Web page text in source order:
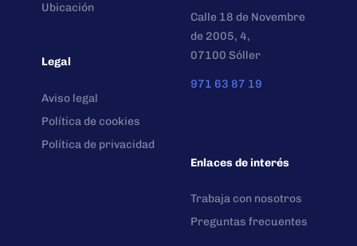
Ubicación
Legal
Aviso legal
Política de cookies
Política de privacidad
Calle 18 de Novembre
de 2005, 4,
07100 Sóller
971 63 87 19
Enlaces de interés
Trabaja con nosotros
Preguntas frecuentes